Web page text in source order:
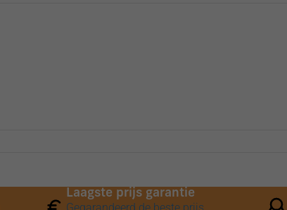
Laagste prijs garantie